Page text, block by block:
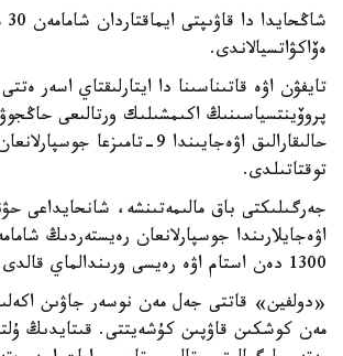
ەۆاكۋاتسيالاندى.
تايفۋن اۋە قاتىناسىنا دا ايتارلىقتاي اسەر
پروۆينتسياسىنىڭ اكىمشىلىك ورتالىعى
توقتاتىلدى.
جەرگىلىكتى باق مالىمەتىنشە، شانحايداعى
1300 دەن استام اۋە رەيسى ورىندالماي قالدى.
«دولفين» قاتتى جەل مەن نوسەر جاۋىن
مەن كوشكىن قاۋپىن كۇشەيتتى. قىتايدىڭ